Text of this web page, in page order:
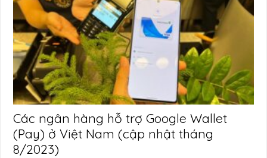
Các ngân hàng hỗ trợ Google Wallet
(Pay) ở Việt Nam (cập nhật tháng
8/2023)